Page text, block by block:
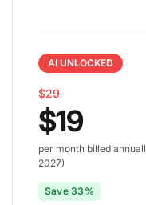
AI UNLOCKED
$29
$19
per month billed
2027)
Save 33%